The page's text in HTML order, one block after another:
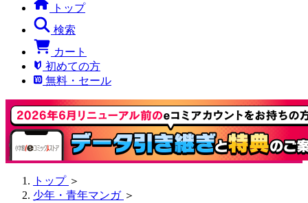
トップ
検索
カート
初めての方
無料・セール
トップ ＞
少年・青年マンガ ＞